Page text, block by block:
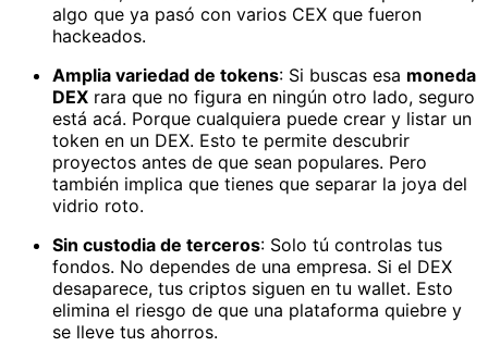
algo que ya pasó con varios CEX que fueron
hackeados.
Amplia variedad de tokens: Si buscas esa moneda
DEX rara que no figura en ningún otro lado, seguro
está acá. Porque cualquiera puede crear y listar un
token en un DEX. Esto te permite descubrir
proyectos antes de que sean populares. Pero
también implica que tienes que separar la joya del
vidrio roto.
Sin custodia de terceros: Solo tú controlas tus
fondos. No dependes de una empresa. Si el DEX
desaparece, tus criptos siguen en tu wallet. Esto
elimina el riesgo de que una plataforma quiebre y
se lleve tus ahorros.